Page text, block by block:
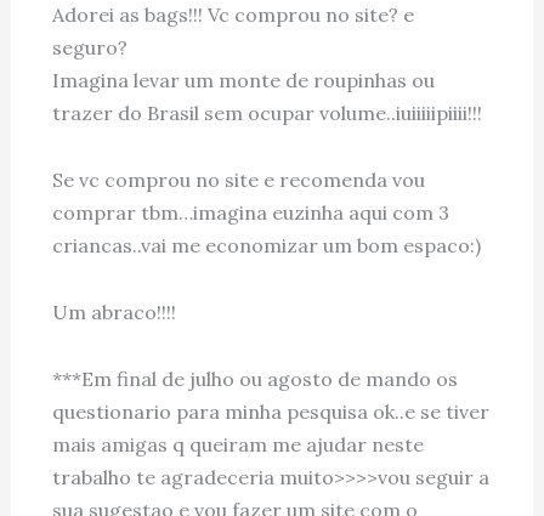
Adorei as bags!!! Vc comprou no site? e
seguro?
Imagina levar um monte de roupinhas ou
trazer do Brasil sem ocupar volume..iuiiiiipiiii!!!
Se vc comprou no site e recomenda vou
comprar tbm…imagina euzinha aqui com 3
criancas..vai me economizar um bom espaco:)
Um abraco!!!!
***Em final de julho ou agosto de mando os
questionario para minha pesquisa ok..e se tiver
mais amigas q queiram me ajudar neste
trabalho te agradeceria muito>>>>vou seguir a
sua sugestao e vou fazer um site com o